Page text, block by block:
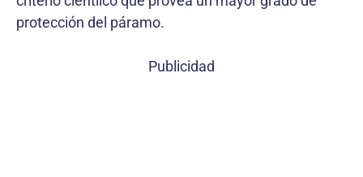
protección del páramo.
Publicidad